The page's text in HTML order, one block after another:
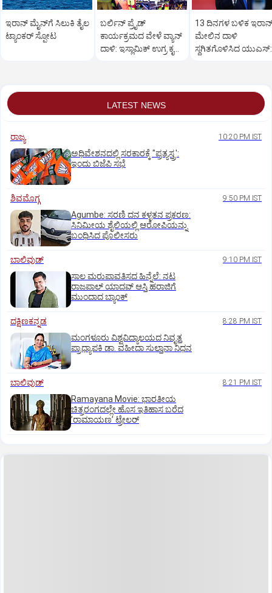
ಇರಾನ್‌ ಮೈನ್‌ಗೆ ಸಿಲುಕಿ ತೈಲ
ಟ್ಯಾಂಕರ್‌ ಸ್ಫೋಟ
ಬರ್ಲಿನ್ ಪ್ರೈಡ್
ಕಾರ್ಯಕ್ರಮದ ವೇಳೆ ವ್ಯಾನ್
ದಾಳಿ: ಇಸ್ಲಾಮಿಕ್ ಉಗ್ರ ಕೃತ್ಯ
13 ದಿನಗಳ ಬಳಿಕ
ಮೇಲಿನ ದಾಳಿ
ಸ್ಥಗಿತಗೊಳಿಸಿದ ಯುಎಸ್:
LATEST NEWS
ರಾಜ್ಯ 10:20 PM IST
ಅಧಿವೇಶನದಲ್ಲಿ ಸರಕಾರಕ್ಕೆ "ಪ್ರತ್ಯಸ್ತ್ರ':
ಇಂದು ಬಿಜೆಪಿ ಸಭೆ
ಶಿವಮೊಗ್ಗ 9:50 PM IST
Agumbe: ಸರಣಿ ದನ ಕಳ್ಳತನ ಪ್ರಕರಣ:
ಸಿನಿಮೀಯ ಶೈಲಿಯಲ್ಲಿ ಆರೋಪಿಯನ್ನು
ಬಂಧಿಸಿದ ಪೊಲೀಸರು
ಬಾಲಿವುಡ್‌ 9:10 PM IST
ಸಾಲ ಮರುಪಾವತಿಸದ ಹಿನ್ನೆಲೆ: ನಟ
ರಾಜಪಾಲ್ ಯಾದವ್‌ ಆಸ್ತಿ ಹರಾಜಿಗೆ
ಮುಂದಾದ ಬ್ಯಾಂಕ್
ದಕ್ಷಿಣಕನ್ನಡ 8:28 PM IST
ಮಂಗಳೂರು ವಿಶ್ವವಿದ್ಯಾಲಯದ ನಿವೃತ್ತ
ಪ್ರಾಧ್ಯಾಪಕಿ ಡಾ. ವಹೀದಾ ಸುಲ್ತಾನಾ ನಿಧನ
ಬಾಲಿವುಡ್‌ 8:21 PM IST
Ramayana Movie: ಭಾರತೀಯ
ಚಿತ್ರರಂಗದಲ್ಲೇ ಹೊಸ ಇತಿಹಾಸ ಬರೆದ
ʼರಾಮಾಯಣʼ ಟ್ರೇಲರ್